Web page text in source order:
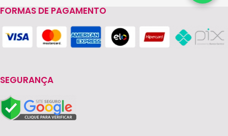
FORMAS DE PAGAMENTO
SEGURANÇA